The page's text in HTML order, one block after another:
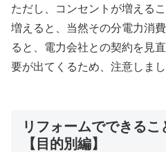
ただし、コンセントが増える
増えると、当然その分電力消
ると、電力会社との契約を見
要が出てくるため、注意しまし
リフォームでできるこ
【目的別編】